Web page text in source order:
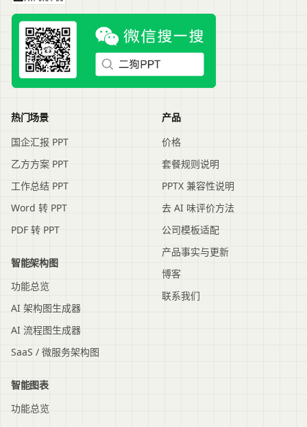
热门场景
国企汇报 PPT
乙方方案 PPT
工作总结 PPT
Word 转 PPT
PDF 转 PPT
智能架构图
功能总览
AI 架构图生成器
AI 流程图生成器
SaaS / 微服务架构图
智能图表
功能总览
产品
价格
套餐规则说明
PPTX 兼容性说明
去 AI 味评价方法
公司模板适配
产品事实与更新
博客
联系我们